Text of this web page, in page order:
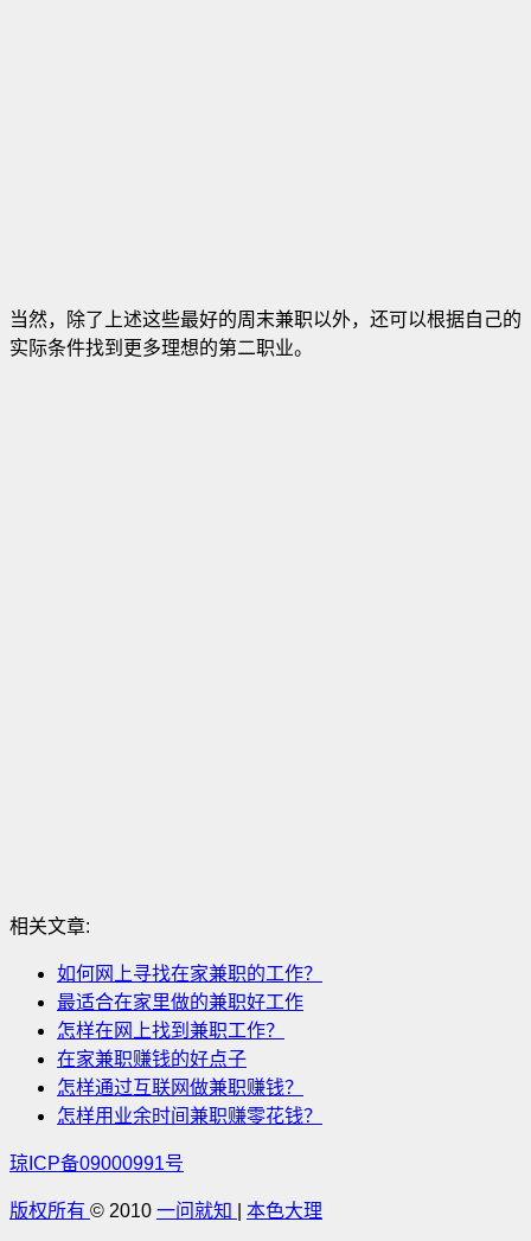
当然，除了上述这些最好的周末兼职以外，还可以根据自己的
实际条件找到更多理想的第二职业。
相关文章:
如何网上寻找在家兼职的工作？
最适合在家里做的兼职好工作
怎样在网上找到兼职工作？
在家兼职赚钱的好点子
怎样通过互联网做兼职赚钱？
怎样用业余时间兼职赚零花钱？
琼ICP备09000991号
版权所有 © 2010 一问就知 本色大理